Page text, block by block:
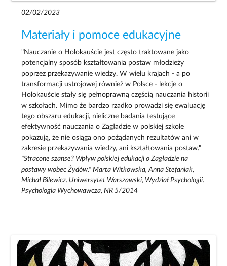
02/02/2023
Materiały i pomoce edukacyjne
"Nauczanie o Holokauście jest często traktowane jako
potencjalny sposób kształtowania postaw młodzieży
poprzez przekazywanie wiedzy. W wielu krajach - a po
transformacji ustrojowej również w Polsce - lekcje o
Holokauście stały się pełnoprawną częścią nauczania historii
w szkołach. Mimo że bardzo rzadko prowadzi się ewaluację
tego obszaru edukacji, nieliczne badania testujące
efektywność nauczania o Zagładzie w polskiej szkole
pokazują, że nie osiąga ono pożądanych rezultatów ani w
zakresie przekazywania wiedzy, ani kształtowania postaw."
"Stracone szanse? Wpływ polskiej edukacji o Zagładzie na
postawy wobec Żydów." Marta Witkowska, Anna Stefaniak,
Michał Bilewicz. Uniwersytet Warszawski, Wydział Psychologii.
Psychologia Wychowawcza, NR 5/2014